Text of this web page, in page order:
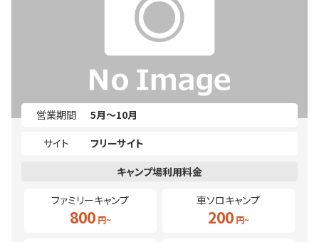
営業期間
5月～10月
サイト
フリーサイト
ファミリーキャンプ
800
車ソロキャンプ
200